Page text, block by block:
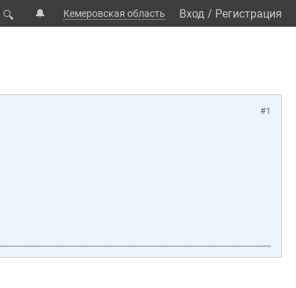
🔍 🔔 Кемеровская область Вход / Регистрация
#1